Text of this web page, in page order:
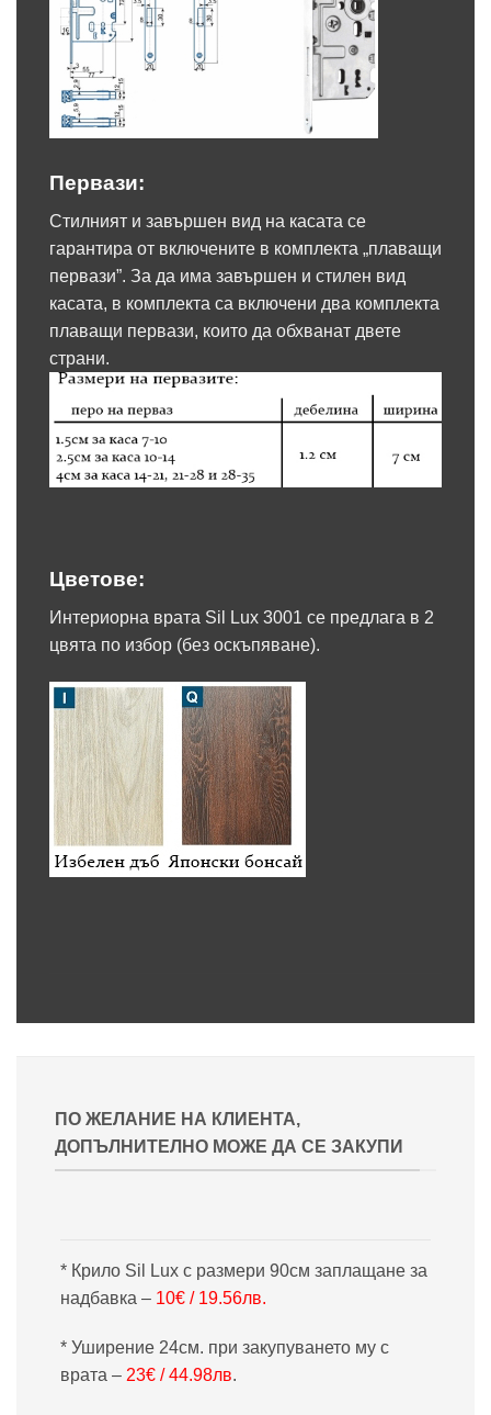
Первази:
Стилният и завършен вид на касата се
гарантира от включените в комплекта „плаващи
первази”. За да има завършен и стилен вид
касата, в комплекта са включени два комплекта
плаващи первази, които да обхванат двете
страни.
Цветове:
Интериорна врата Sil Lux 3001 се предлага в 2
цвята по избор (без оскъпяване).
ПО ЖЕЛАНИЕ НА КЛИЕНТА,
ДОПЪЛНИТЕЛНО МОЖЕ ДА СЕ ЗАКУПИ
* Крило Sil Lux с размери 90см заплащане за
надбавка – 10€ / 19.56лв.
* Уширение 24см. при закупуването му с
врата – 23€ / 44.98лв.